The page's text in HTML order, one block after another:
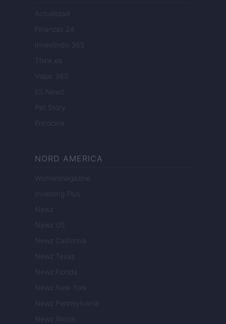
Actualidad
Finanzas 24
Investindo 365
Think.es
Viajar 365
ES Newz
Pet Story
Encocina
NORD AMERICA
Womanmagazine
Investing Plus
Newz
Newz US
Newz California
Newz Texas
Newz Florida
Newz New York
Newz Pennsylvania
Newz Illinois